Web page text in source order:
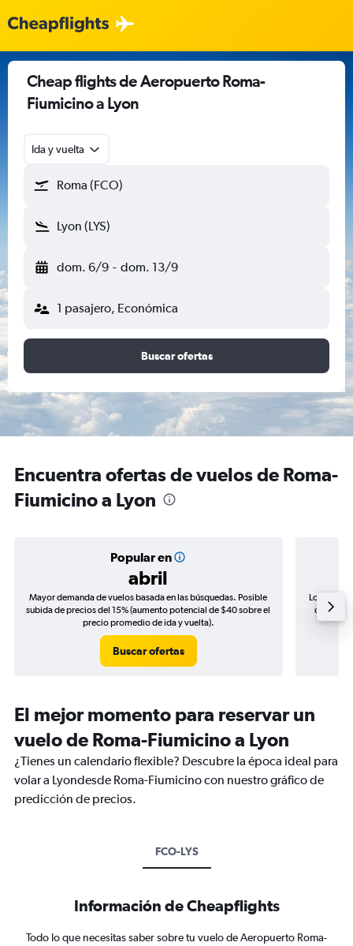
Cheap flights de Aeropuerto Roma-
Fiumicino a Lyon
Ida y vuelta
Roma (FCO)
Lyon (LYS)
dom. 6/9 - dom. 13/9
1 pasajero, Económica
Buscar ofertas
Encuentra ofertas de vuelos de Roma-
Fiumicino a Lyon
Popular en
abril
Mayor demanda de vuelos basada en las búsquedas. Posible
subida de precios del 15% (aumento potencial de $40 sobre el
precio promedio de ida y vuelta).
Buscar ofertas
Los
de
El mejor momento para reservar un
vuelo de Roma-Fiumicino a Lyon
¿Tienes un calendario flexible? Descubre la época ideal para
volar a Lyondesde Roma-Fiumicino con nuestro gráfico de
predicción de precios.
FCO-LYS
Información de Cheapflights
Todo lo que necesitas saber sobre tu vuelo de Aeropuerto Roma-